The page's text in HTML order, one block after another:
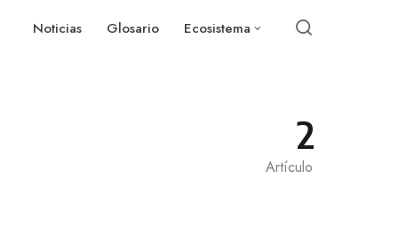
Noticias Glosario Ecosistema
2
Artículo